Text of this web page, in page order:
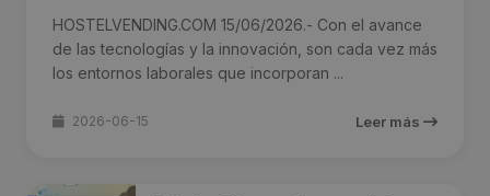
HOSTELVENDING.COM 15/06/2026.- Con el avance
de las tecnologías y la innovación, son cada vez más
los entornos laborales que incorporan ...
2026-06-15 Leer más